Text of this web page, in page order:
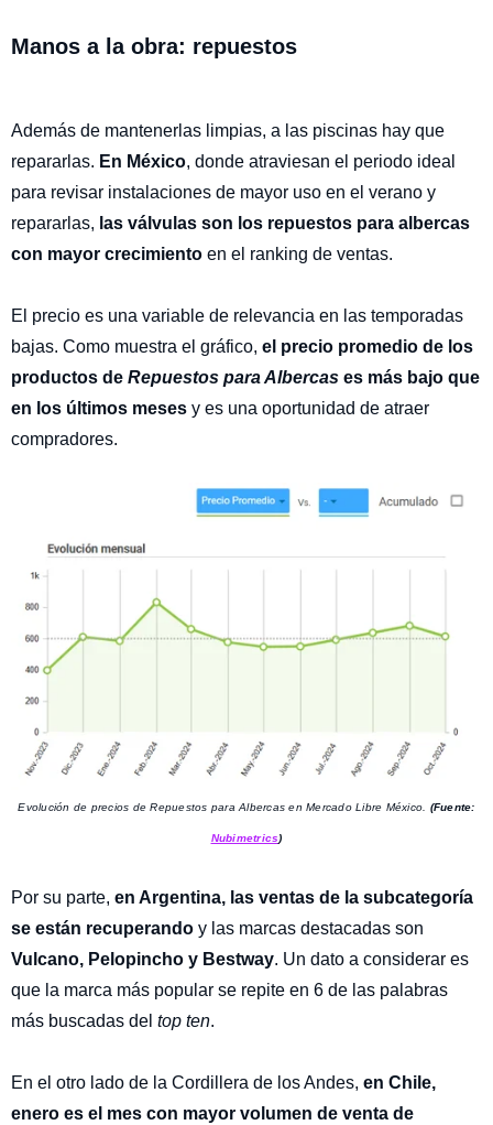
Manos a la obra: repuestos
Además de mantenerlas limpias, a las piscinas hay que
repararlas. En México, donde atraviesan el periodo ideal
para revisar instalaciones de mayor uso en el verano y
repararlas, las válvulas son los repuestos para albercas
con mayor crecimiento en el ranking de ventas.
El precio es una variable de relevancia en las temporadas
bajas. Como muestra el gráfico, el precio promedio de los
productos de Repuestos para Albercas es más bajo que
en los últimos meses y es una oportunidad de atraer
compradores.
Evolución de precios de Repuestos para Albercas en Mercado Libre México. (Fuente:
Nubimetrics)
Por su parte, en Argentina, las ventas de la subcategoría
se están recuperando y las marcas destacadas son
Vulcano, Pelopincho y Bestway. Un dato a considerar es
que la marca más popular se repite en 6 de las palabras
más buscadas del top ten.
En el otro lado de la Cordillera de los Andes, en Chile,
enero es el mes con mayor volumen de venta de